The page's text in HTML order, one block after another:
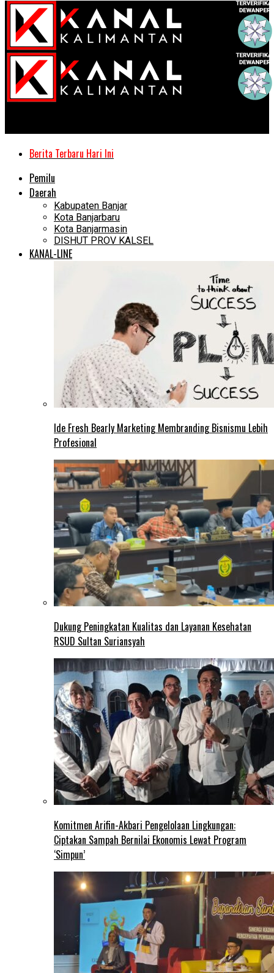
Berita Terbaru Hari Ini
Pemilu
Daerah
Kabupaten Banjar
Kota Banjarbaru
Kota Banjarmasin
DISHUT PROV KALSEL
KANAL-LINE
Ide Fresh Bearly Marketing Membranding Bisnismu Lebih
Profesional
Dukung Peningkatan Kualitas dan Layanan Kesehatan
RSUD Sultan Suriansyah
Komitmen Arifin-Akbari Pengelolaan Lingkungan:
Ciptakan Sampah Bernilai Ekonomis Lewat Program
‘Simpun’